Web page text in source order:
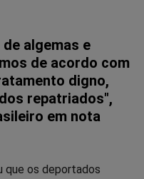
algemas e
de acordo com
digno,
repatriados",
em nota
que os deportados